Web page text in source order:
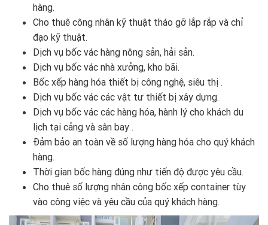
hàng.
Cho thuê công nhân kỹ thuật tháo gỡ lắp rắp và chỉ
đạo kỹ thuật.
Dịch vụ bốc vác hàng nông sản, hải sản.
Dịch vụ bốc vác nhà xưởng, kho bãi.
Bốc xếp hàng hóa thiết bị công nghệ, siêu thị .
Dịch vụ bốc vác các vật tư thiết bị xây dựng.
Dịch vụ bốc vác các hàng hóa, hành lý cho khách du
lịch tại cảng và sân bay .
Đảm bảo an toàn về số lượng hàng hóa cho quý khách
hàng.
Thời gian bốc hàng đúng như tiến độ được yêu cầu.
Cho thuê số lượng nhân công bốc xếp container tùy
vào công việc và yêu cầu của quý khách hàng.